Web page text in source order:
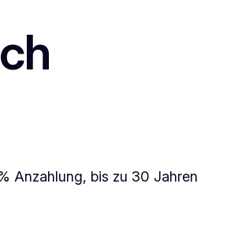
Anzahlung, bis zu 30 Jahren